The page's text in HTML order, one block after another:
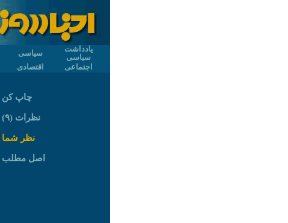
یادداشت
سیاسی
سیاسی
اجتماعی
اقتصادی
چاپ کن
نظرات (۹)
نظر شما
اصل مطلب